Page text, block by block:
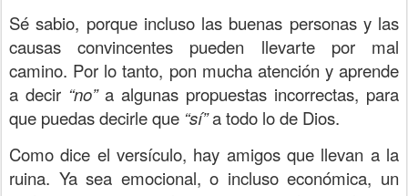
Sé sabio, porque incluso las buenas personas y las
causas convincentes pueden llevarte por mal
camino. Por lo tanto, pon mucha atención y aprende
a decir “no”a algunas propuestas incorrectas, para
que puedas decirle que “sí”a todo lo de Dios.
Como dice el versículo, hay amigos que llevan a la
ruina. Ya sea emocional, o incluso económica, un